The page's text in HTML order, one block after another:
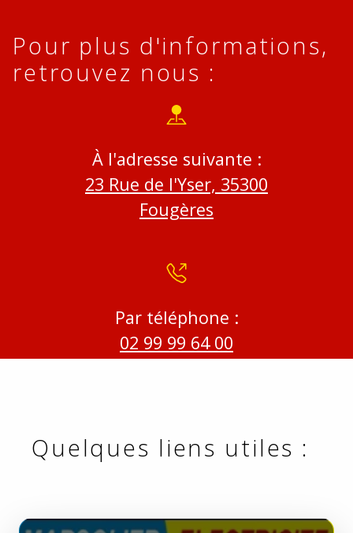
Pour plus d'informations,
retrouvez nous :
À l'adresse suivante :
23 Rue de l'Yser, 35300
Fougères
Par téléphone :
02 99 99 64 00
Quelques liens utiles :